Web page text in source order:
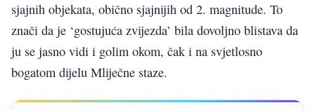
sjajnih objekata, obično sjajnijih od 2. magnitude. To
znači da je ‘gostujuća zvijezda’ bila dovoljno blistava da
ju se jasno vidi i golim okom, čak i na svjetlosno
bogatom dijelu Mliječne staze.